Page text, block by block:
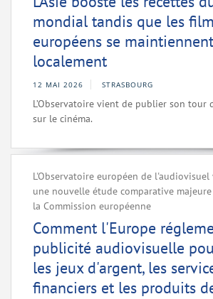
mondial tandis que les
européens se maintiennent
localement
12 MAI 2026 STRASBOURG
L’Observatoire vient de publier son tour
sur le cinéma.
L'Observatoire européen de
une nouvelle étude comparative
la Commission européenne
Comment l'Europe
publicité audiovisuelle
les jeux d'argent, les
financiers et les produits